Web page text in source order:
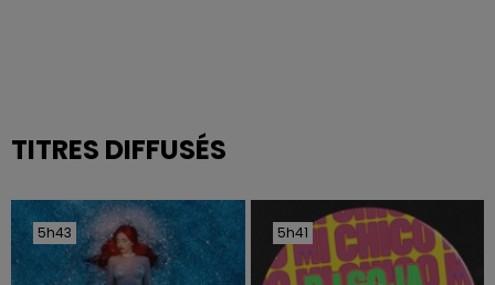
TITRES DIFFUSÉS
5h43
5h43 5h41
5h41